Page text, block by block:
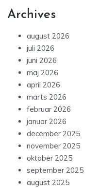
Archives
august 2026
juli 2026
juni 2026
maj 2026
april 2026
marts 2026
februar 2026
januar 2026
december 2025
november 2025
oktober 2025
september 2025
august 2025